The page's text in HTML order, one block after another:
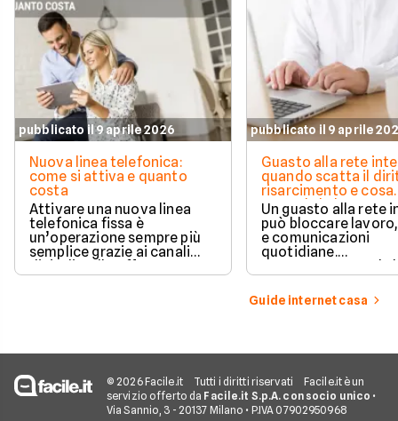
pubblicato il 9 aprile 2026
Nuova linea telefonica:
come si attiva e quanto
costa
Attivare una nuova linea
telefonica fissa è
un’operazione sempre più
semplice grazie ai canali
digitali e alle offerte
integrate con internet casa.
pubblicato il 9 aprile
Guasto alla rete
quando scatta il
risarcimento e cosa
prevede la legge
Un guasto alla rete
può bloccare
e comunicazioni
quotidiane.
Fortunatamente, la
prevede strumenti
per ottenere un
risarcimento in
Guide internet casa
© 2026 Facile.it Tutti i diritti riservati
Facile.it è un
servizio offerto da Facile.it S.p.A. con socio unico •
Via Sannio, 3 - 20137 Milano • P.IVA 07902950968